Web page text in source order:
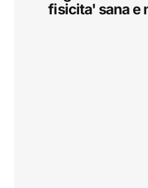
fisicita' sana e